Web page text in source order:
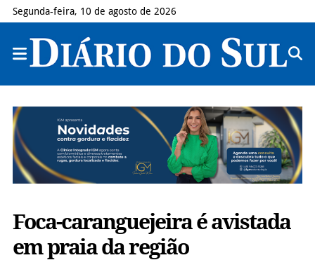
Segunda-feira, 10 de agosto de 2026
Foca-caranguejeira é avistada
em praia da região